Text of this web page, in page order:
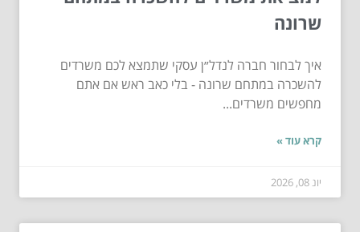
שרונה
איך לבחור חברה לנדל״ן עסקי שתמצא לכם משרדים
להשכרה במתחם שרונה - בלי כאב ראש אם אתם
מחפשים משרדים...
קרא עוד »
יונ 08, 2026